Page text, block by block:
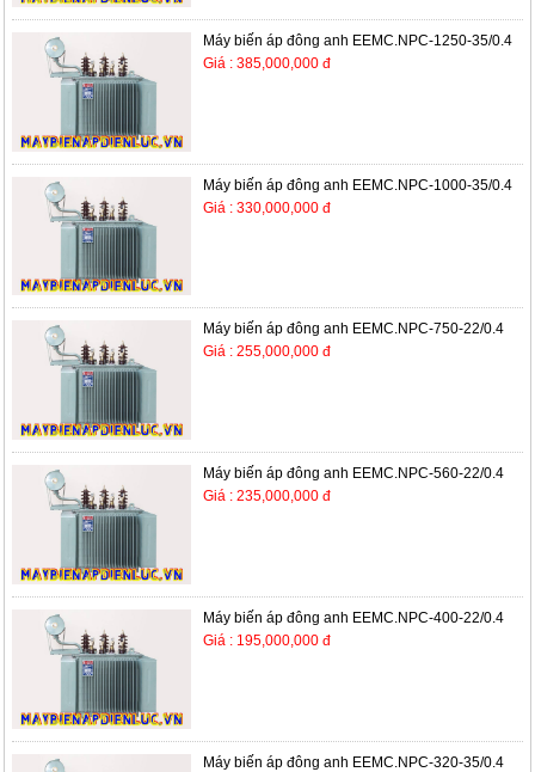
Máy biến áp đông anh EEMC.NPC-1250-35/0.4
Giá : 385,000,000 đ
Máy biến áp đông anh EEMC.NPC-1000-35/0.4
Giá : 330,000,000 đ
Máy biến áp đông anh EEMC.NPC-750-22/0.4
Giá : 255,000,000 đ
Máy biến áp đông anh EEMC.NPC-560-22/0.4
Giá : 235,000,000 đ
Máy biến áp đông anh EEMC.NPC-400-22/0.4
Giá : 195,000,000 đ
Máy biến áp đông anh EEMC.NPC-320-35/0.4